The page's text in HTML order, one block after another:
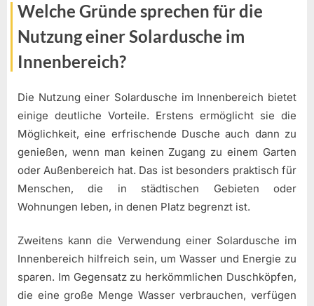
Welche Gründe sprechen für die
Nutzung einer Solardusche im
Innenbereich?
Die Nutzung einer Solardusche im Innenbereich bietet
einige deutliche Vorteile. Erstens ermöglicht sie die
Möglichkeit, eine erfrischende Dusche auch dann zu
genießen, wenn man keinen Zugang zu einem Garten
oder Außenbereich hat. Das ist besonders praktisch für
Menschen, die in städtischen Gebieten oder
Wohnungen leben, in denen Platz begrenzt ist.
Zweitens kann die Verwendung einer Solardusche im
Innenbereich hilfreich sein, um Wasser und Energie zu
sparen. Im Gegensatz zu herkömmlichen Duschköpfen,
die eine große Menge Wasser verbrauchen, verfügen